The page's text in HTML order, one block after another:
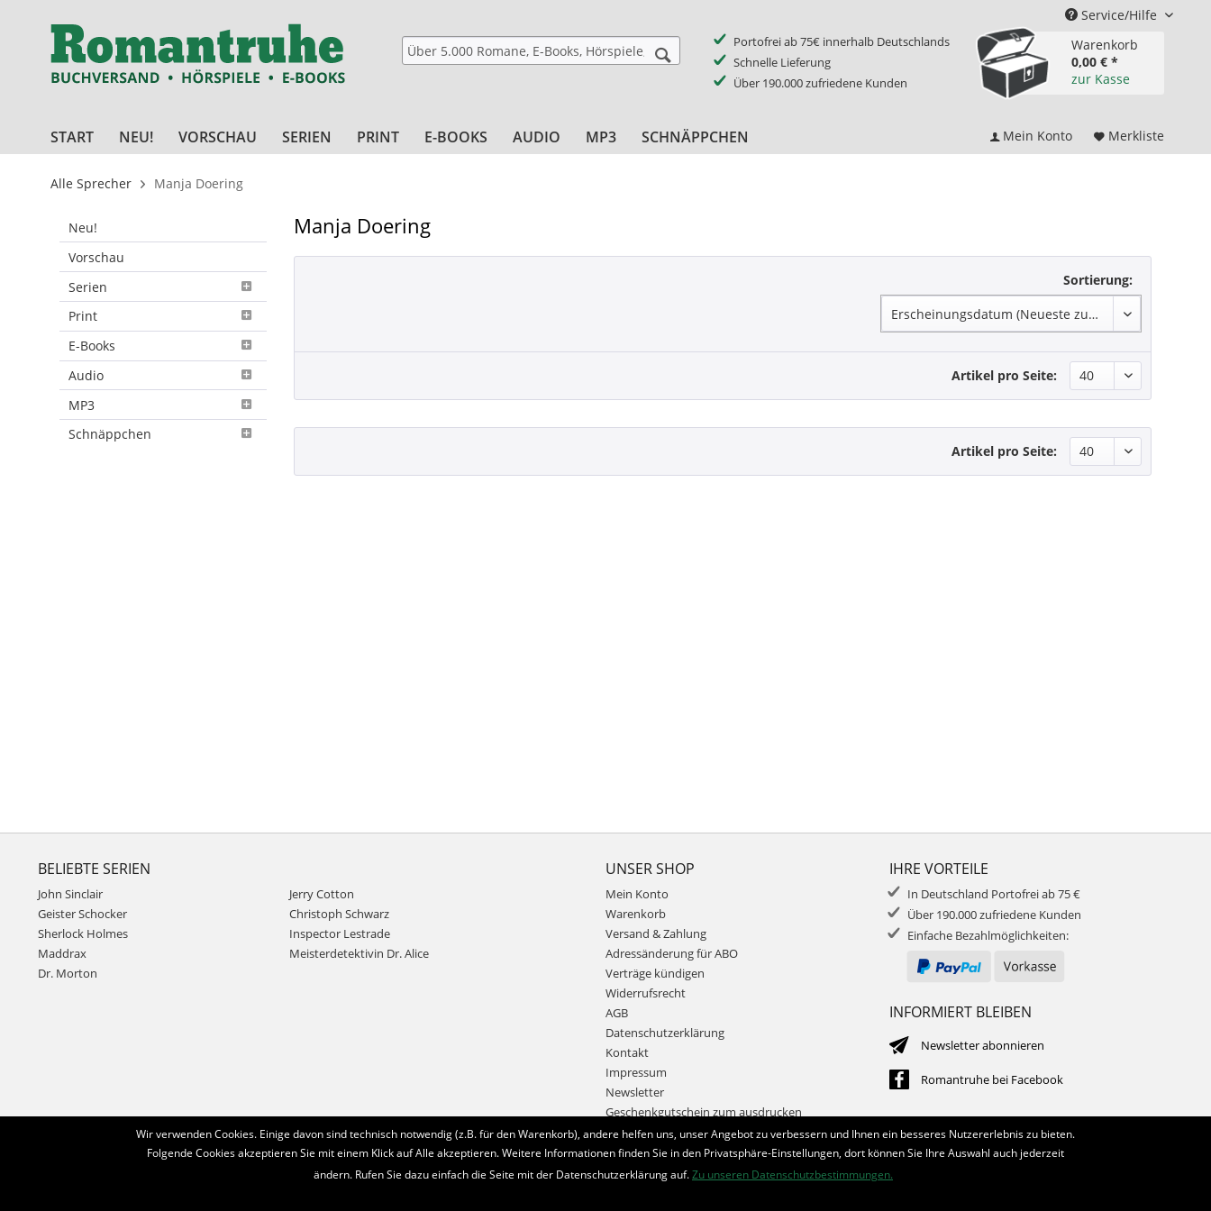
Service/Hilfe
Portofrei ab 75€ innerhalb Deutschlands
Schnelle Lieferung
Über 190.000 zufriedene Kunden
Warenkorb
0,00 € *
zur Kasse
START NEU! VORSCHAU SERIEN PRINT E-BOOKS AUDIO MP3 SCHNÄPPCHEN Mein Konto Merkliste
Alle Sprecher Manja Doering
Neu!
Vorschau
Serien
Print
E-Books
Audio
MP3
Schnäppchen
Manja Doering
Sortierung:
Artikel pro Seite:
Artikel pro Seite:
BELIEBTE SERIEN
John Sinclair
Geister Schocker
Sherlock Holmes
Maddrax
Dr. Morton
Jerry Cotton
Christoph Schwarz
Inspector Lestrade
Meisterdetektivin Dr. Alice
UNSER SHOP
Mein Konto
Warenkorb
Versand & Zahlung
Adressänderung für ABO
Verträge kündigen
Widerrufsrecht
AGB
Datenschutzerklärung
Kontakt
Impressum
Newsletter
Geschenkgutschein zum ausdrucken
IHRE VORTEILE
In Deutschland Portofrei ab 75 €
Über 190.000 zufriedene Kunden
Einfache Bezahlmöglichkeiten:
INFORMIERT BLEIBEN
Newsletter abonnieren
Romantruhe bei Facebook
Bestellung widerrufen
Wir verwenden Cookies. Einige davon sind technisch notwendig (z.B. für den Warenkorb), andere helfen uns, unser Angebot zu verbessern und Ihnen ein besseres Nutzererlebnis zu bieten.
Folgende Cookies akzeptieren Sie mit einem Klick auf Alle akzeptieren. Weitere Informationen finden Sie in den Privatsphäre-Einstellungen, dort können Sie Ihre Auswahl auch jederzeit
ändern. Rufen Sie dazu einfach die Seite mit der Datenschutzerklärung auf.Zu unseren Datenschutzbestimmungen.